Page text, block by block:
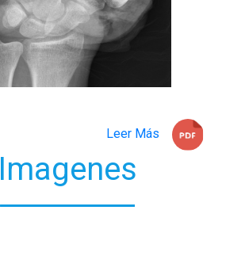
Leer Más
Imagenes